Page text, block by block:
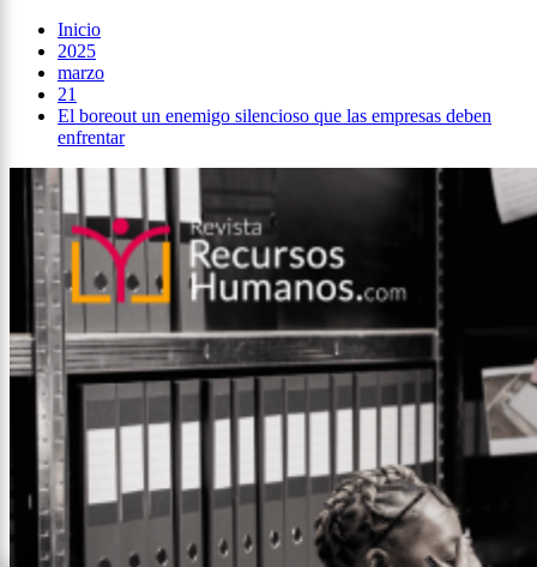
Inicio
2025
marzo
21
El boreout un enemigo silencioso que las empresas deben
enfrentar